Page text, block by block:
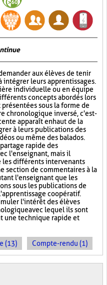
aux élèves de tenir
leurs apprentissages.
individuelle ou en équipe
concepts abordés lors
sous la forme de
chronologique inversé, c'est-
apparaît en haut de la
à leurs publications des
ou même des balados.
rapide des
l'enseignant, mais il
les différents intervenants
section de commentaires à la
l'enseignant que les
sous les publications de
coopératif.
l'intérêt des élèves
avec lequel ils sont
une technique rapide et
(13) Compte-rendu (1)